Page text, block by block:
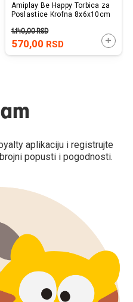
U KORPU
Amiplay Be Happy Torbica za
Poslastice Krofna 8x6x10cm
570,00 RSD
1.140,00RSD
aplikaciju i registrujte
popusti i pogodnosti.